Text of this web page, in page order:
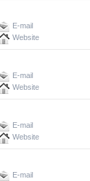
E-mail
Website
E-mail
Website
E-mail
Website
E-mail